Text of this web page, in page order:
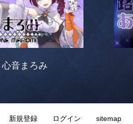
心音まろみ
新規登録 ログイン sitemap